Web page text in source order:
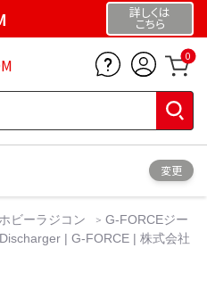
詳しくは
こちら
0
変更
ホビーラジコン
G-FORCEジー
| G-FORCE | 株式会社